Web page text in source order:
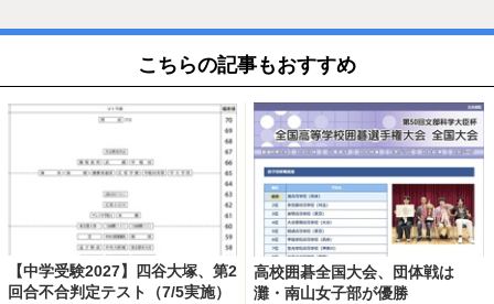
こちらの記事もおすすめ
【中学受験2027】四谷大塚、第2
回合不合判定テスト（7/5実施）
高校囲碁全国大会、団体戦は
灘・南山女子部が優勝